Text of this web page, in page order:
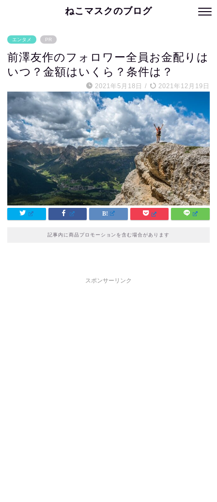
ねこマスクのブログ
エンタメ PR
前澤友作のフォロワー全員お金配りは
いつ？金額はいくら？条件は？
2021年5月18日 / 2021年12月19日
記事内に商品プロモーションを含む場合があります
スポンサーリンク